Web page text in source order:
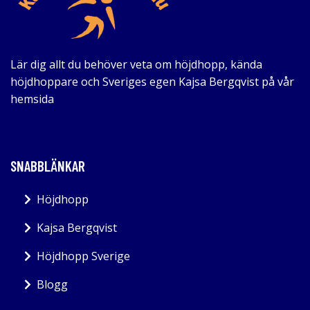
Lär dig allt du behöver veta om höjdhopp, kända
höjdhoppare och Sveriges egen Kajsa Bergqvist på vår
hemsida
SNABBLÄNKAR
Höjdhopp
Kajsa Bergqvist
Höjdhopp Sverige
Blogg